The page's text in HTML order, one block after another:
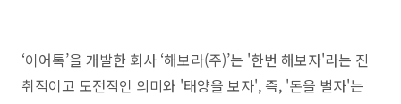
‘이어톡’을 개발한 회사 ‘해보라(주)’는 '한번 해보자'라는 진
취적이고 도전적인 의미와 '태양을 보자', 즉, '돈을 벌자'는